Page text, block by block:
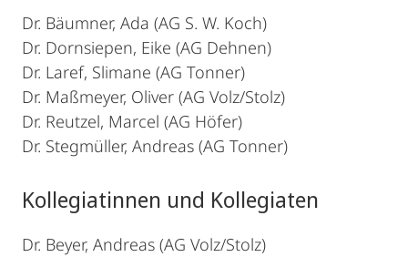
Dr. Bäumner, Ada (AG S. W. Koch)
Dr. Dornsiepen, Eike (AG Dehnen)
Dr. Laref, Slimane (AG Tonner)
Dr. Maßmeyer, Oliver (AG Volz/Stolz)
Dr. Reutzel, Marcel (AG Höfer)
Dr. Stegmüller, Andreas (AG Tonner)
Kollegiatinnen und Kollegiaten
Dr. Beyer, Andreas (AG Volz/Stolz)